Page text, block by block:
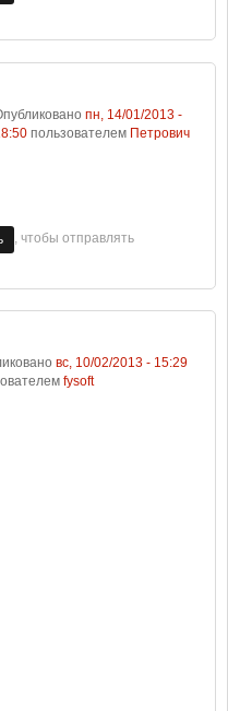
пн, 14/01/2013 -
пользователем Петрович
, чтобы отправлять
вс, 10/02/2013 - 15:29
fysoft